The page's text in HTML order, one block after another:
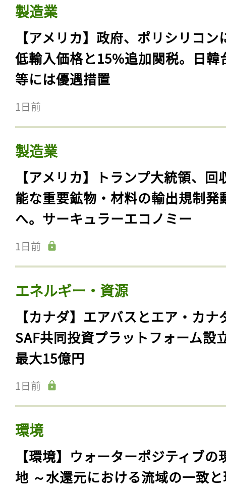
製造業
【アメリカ】政府、ポリシリコン
低輸入価格と15%追加関税。日韓
等には優遇措置
1日前
製造業
【アメリカ】トランプ大統領、回
能な重要鉱物・材料の輸出規制発
へ。サーキュラーエコノミー
1日前
エネルギー・資源
【カナダ】エアバスとエア・カナ
SAF共同投資プラットフォーム設
最大15億円
1日前
環境
【環境】ウォーターポジティブの
地 ～水還元における流域の一致